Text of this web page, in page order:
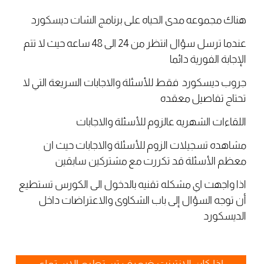
هناك مجموعه مدى الحياه على برنامج الشات ديسكورد
عندما ترسل سؤال انتظر من 24 الى 48 ساعه حيث لا تتم
الإجابة الفورية دائما
جروب ديسكورد فقط للأسئلة والاجابات السريعة التي لا
تحتاج تفاصيل معقده
اللقاءات الشهريه عالزوم للأسئلة والاجابات
مشاهده تسجيلات الزوم للأسئلة والاجابات حيث ان
معظم الأسئلة قد تكررت مع مشتركين سابقين
اذا واجهت اي مشكله تقنيه بالدخول الى الكورس تستطيع
أن توجه السؤال إلى باب الشكاوى والاعتراضات داخل
الديسكورد